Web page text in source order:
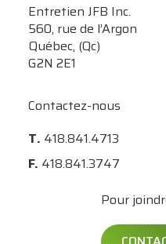
Entretien JFB Inc.
560, rue de l’Argon
Québec, (Qc)
G2N 2E1
Contactez-nous
T. 418.841.4713
F. 418.841.3747
Pour